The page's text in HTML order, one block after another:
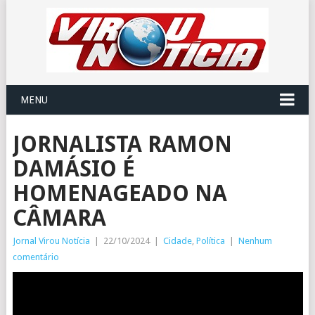
MENU
JORNALISTA RAMON
DAMÁSIO É
HOMENAGEADO NA
CÂMARA
Jornal Virou Notícia 22/10/2024 Cidade, Política
Nenhum
comentário